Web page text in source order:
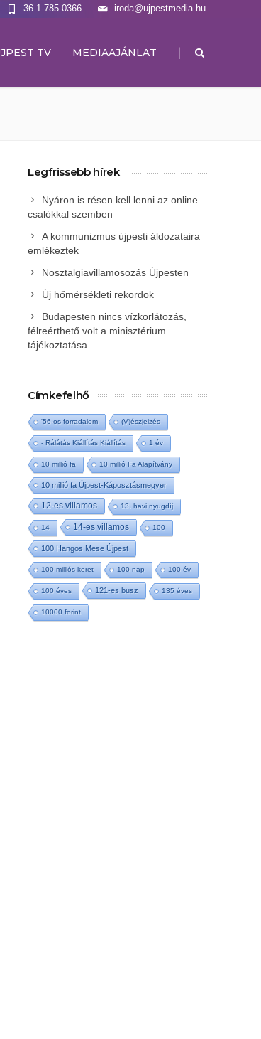
iroda@ujpestmedia.hu
36-1-785-0366
TV MEDIAAJÁNLAT |
Legfrissebb hírek
Nyáron is résen kell lenni az online
csalókkal szemben
A kommunizmus újpesti áldozataira
emlékeztek
Nosztalgiavillamosozás Újpesten
Új hőmérsékleti rekordok
Budapesten nincs vízkorlátozás,
félreérthető volt a minisztérium
tájékoztatása
Címkefelhő
'56-os forradalom (V)észjelzés
- Rálátás Kiállítás Kiállítás 1 év
10 millió fa 10 millió Fa Alapítvány
10 millió fa Újpest-Káposztásmegyer
12-es villamos 13. havi nyugdíj
14 14-es villamos 100
100 Hangos Mese Újpest
100 milliós keret 100 nap 100 év
100 éves 121-es busz 135 éves
10000 forint